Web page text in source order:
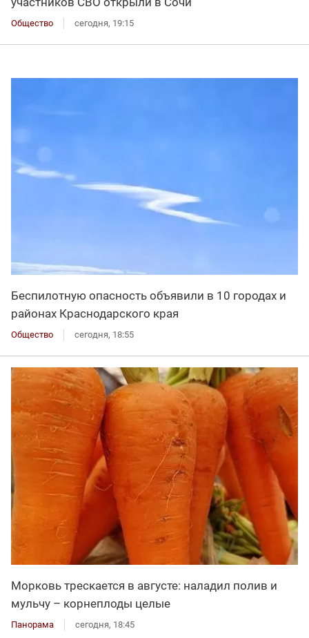
Общество сегодня, 19:15
Беспилотную опасность объявили в 10 городах и
районах Краснодарского края
Общество сегодня, 18:55
Морковь трескается в августе: наладил полив и
мульчу – корнеплоды целые
Панорама сегодня, 18:45